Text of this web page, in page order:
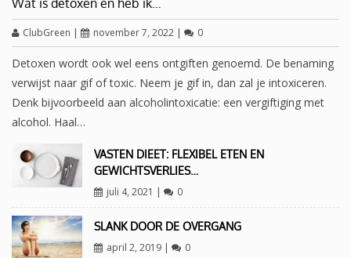
Wat is detoxen en heb ik…
ClubGreen | november 7, 2022 | 0
Detoxen wordt ook wel eens ontgiften genoemd. De benaming
verwijst naar gif of toxic. Neem je gif in, dan zal je intoxiceren.
Denk bijvoorbeeld aan alcoholintoxicatie: een vergiftiging met
alcohol. Haal…
VASTEN DIEET: FLEXIBEL ETEN EN
GEWICHTSVERLIES…
juli 4, 2021 | 0
SLANK DOOR DE OVERGANG
april 2, 2019| 0